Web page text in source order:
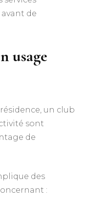
de
usage
un club
sont
de
des
: